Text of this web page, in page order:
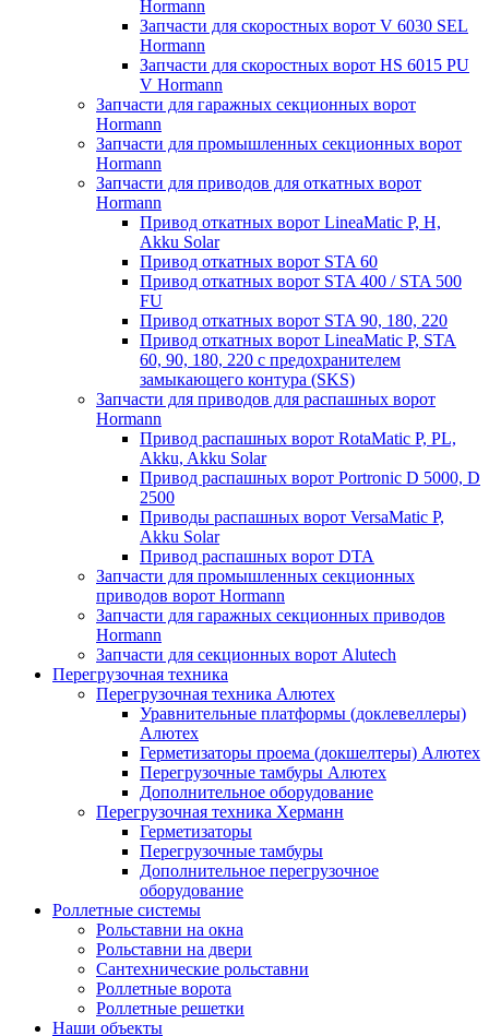
Hormann
Запчасти для скоростных ворот V 6030 SEL
Hormann
Запчасти для скоростных ворот HS 6015 PU
V Hormann
Запчасти для гаражных секционных ворот
Hormann
Запчасти для промышленных секционных ворот
Hormann
Запчасти для приводов для откатных ворот
Hormann
Привод откатных ворот LineaMatic P, H,
Akku Solar
Привод откатных ворот STA 60
Привод откатных ворот STA 400 / STA 500
FU
Привод откатных ворот STA 90, 180, 220
Привод откатных ворот LineaMatic P, STA
60, 90, 180, 220 с предохранителем
замыкающего контура (SKS)
Запчасти для приводов для распашных ворот
Hormann
Привод распашных ворот RotaMatic P, PL,
Akku, Akku Solar
Привод распашных ворот Portronic D 5000, D
2500
Приводы распашных ворот VersaMatic P,
Akku Solar
Привод распашных ворот DTA
Запчасти для промышленных секционных
приводов ворот Hormann
Запчасти для гаражных секционных приводов
Hormann
Запчасти для секционных ворот Alutech
Перегрузочная техника
Перегрузочная техника Алютех
Уравнительные платформы (доклевеллеры)
Алютех
Герметизаторы проема (докшелтеры) Алютех
Перегрузочные тамбуры Алютех
Дополнительное оборудование
Перегрузочная техника Херманн
Герметизаторы
Перегрузочные тамбуры
Дополнительное перегрузочное
оборудование
Роллетные системы
Рольставни на окна
Рольставни на двери
Сантехнические рольставни
Роллетные ворота
Роллетные решетки
Наши объекты